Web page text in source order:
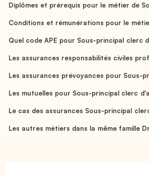
Diplômes et prérequis pour le métier de
Conditions et rémunérations pour le
Quel code APE pour Sous-principal clerc
Les assurances responsabilités civiles
Les assurances prévoyances pour Sous-
Les mutuelles pour Sous-principal clerc
Le cas des assurances Sous-principal
Les autres métiers dans la même famille